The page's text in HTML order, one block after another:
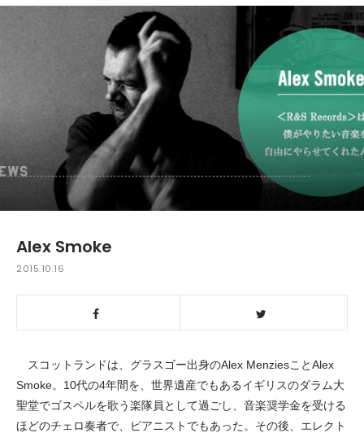
Alex Smoke
2015.10.16
スコットランドは、グラスゴー出身のAlex MenziesことAlex
Smoke。10代の4年間を、世界遺産でもあるイギリスのダラム大
聖堂でゴスペルを歌う楽隊員として過ごし、音楽奨学金を受ける
ほどのチェロ奏者で、ピアニストでもあった。その後、エレクト